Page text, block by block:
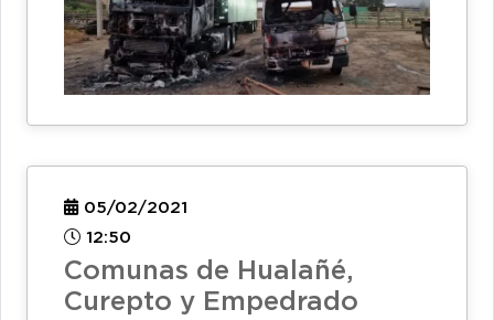
05/02/2021
12:50
Comunas de Hualañé,
Curepto y Empedrado